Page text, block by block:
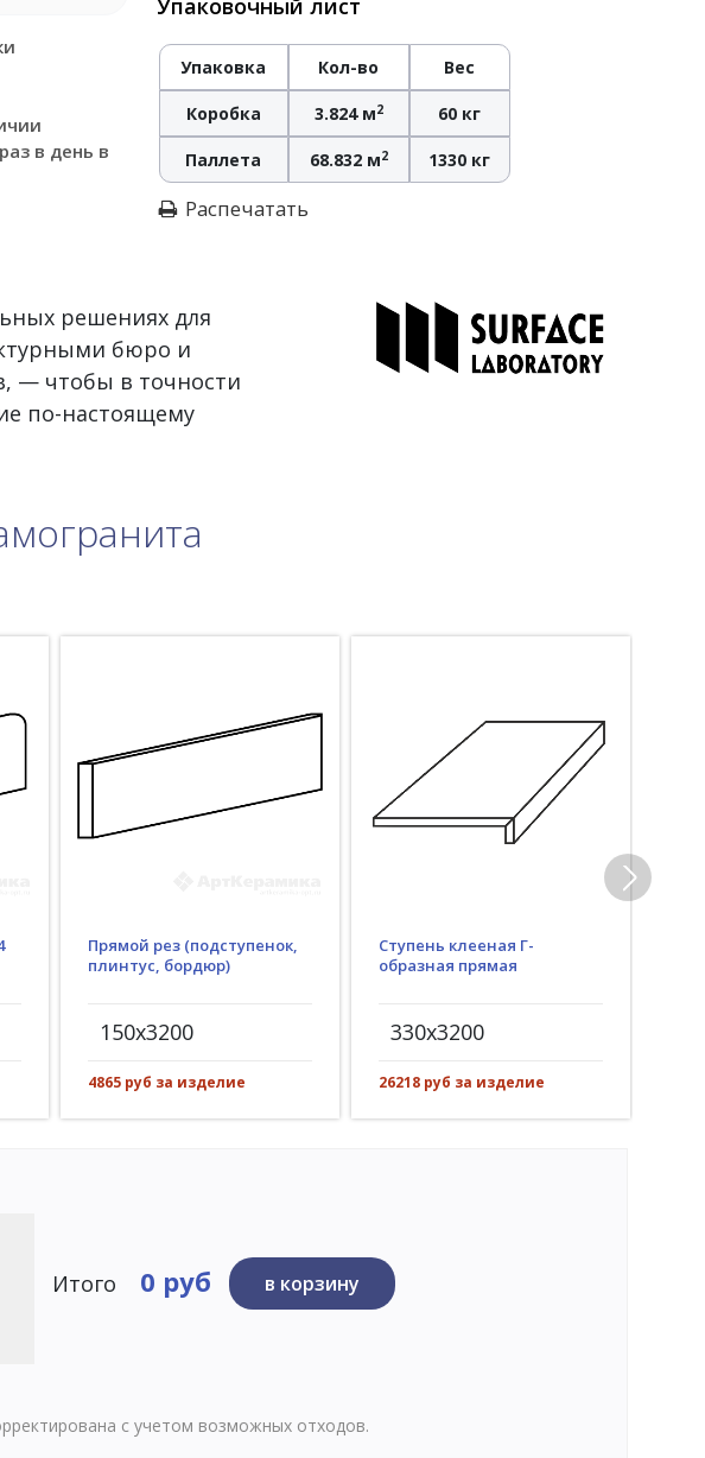
в день в
Упаковочный лист
Упаковка Кол-во Вес
Коробка 3.824 м2 60 кг
Паллета 68.832 м2 1330 кг
Распечатать
решениях для
бюро и
— чтобы в точности
по-настоящему
Прямой рез (подступенок,
плинтус, бордюр)
150x3200
4865 руб за изделие
Ступень клееная Г-
образная прямая
330x3200
26218 руб за изделие
Итого 0 руб в корзину
с учетом возможных отходов.